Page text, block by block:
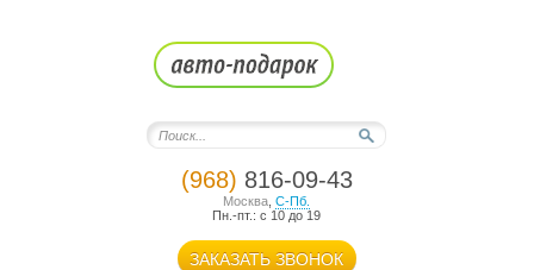
(968) 816-09-43
Москва ,С-Пб.
Пн.-пт.: с 10 до 19
ЗАКАЗАТЬ ЗВОНОК